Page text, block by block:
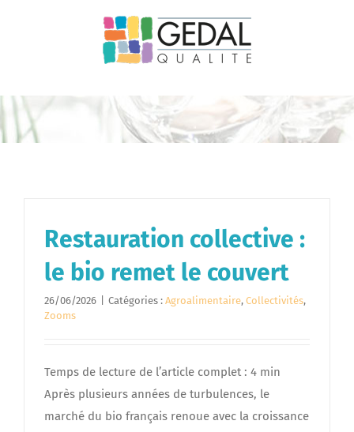
Restauration collective :
le bio remet le couvert
26/06/2026 Catégories : Agroalimentaire, Collectivités,
Zooms
Temps de lecture de l’article complet : 4 min
Après plusieurs années de turbulences, le
marché du bio français renoue avec la croissance